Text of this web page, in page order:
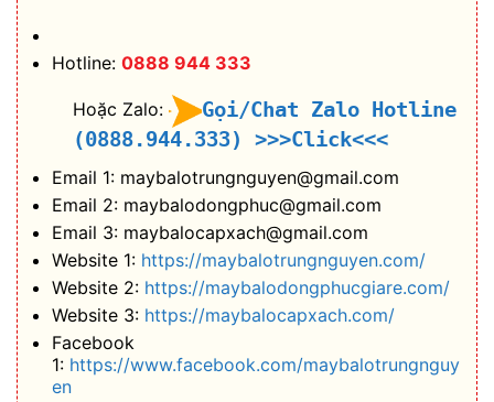
Hotline: 0888 944 333
Hoặc Zalo:
Gọi/Chat Zalo Hotline
(0888.944.333)
>>>Click<<<
Email 1: maybalotrungnguyen@gmail.com
Email 2: maybalodongphuc@gmail.com
Email 3: maybalocapxach@gmail.com
Website 1: https://maybalotrungnguyen.com/
Website 2: https://maybalodongphucgiare.com/
Website 3: https://maybalocapxach.com/
Facebook
1: https://www.facebook.com/maybalotrungnguy
en